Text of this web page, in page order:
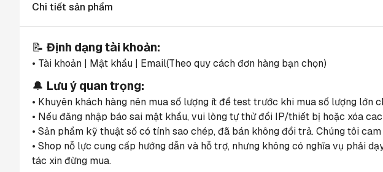
Chi tiết sản phẩm
📝 Định dạng tài khoản:
• Tài khoản | Mật khẩu | Email(Theo quy cách đơn hàng bạn chọn)
🔔 Lưu ý quan trọng:
• Khuyên khách hàng nên mua số lượng ít để test trước khi mua số lượng lớn
• Nếu đăng nhập báo sai mật khẩu, vui lòng tự thử đổi IP/thiết bị hoặc xóa
• Sản phẩm kỹ thuật số có tính sao chép, đã bán không đổi trả. Chúng tôi
• Shop nỗ lực cung cấp hướng dẫn và hỗ trợ, nhưng không có nghĩa vụ phải
tác xin đừng mua.